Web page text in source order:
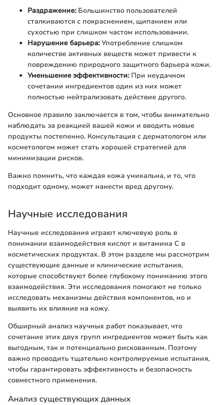
Раздражение:Большинство пользователей
сталкиваются с покраснением, щипанием или
сухостью при слишком частом использовании.
Нарушение барьера:Употребление слишком
количестве активных веществ может привести к
повреждению природного защитного барьера кожи.
Уменьшение эффективности:При неудачном
сочетании ингредиентов один из них может
полностью нейтрализовать действие другого.
Основное правило заключается в том, чтобы внимательно
наблюдать за реакцией вашей кожи и вводить новые
продукты постепенно. Консультация с дерматологом или
косметологом может стать хорошей стратегией для
минимизации рисков.
Важно помнить, что каждая кожа уникальна, и то, что
подходит одному, может нанести вред другому.
Научные исследования
Научные исследования играют ключевую роль в
понимании взаимодействия кислот и витамина С в
косметических продуктах. В этом разделе мы рассмотрим
существующие данные и клинические испытания,
которые способствуют более глубокому пониманию этого
взаимодействия. Эти исследования помогают не только
исследовать механизмы действия компонентов, но и
выявить их влияние на кожу.
Обширный анализ научных работ показывает, что
сочетание этих двух групп ингредиентов может быть как
выгодным, так и потенциально рискованным. Поэтому
важно проводить тщательно контролируемые испытания,
чтобы гарантировать эффективность и безопасность
совместного применения.
Анализ существующих данных